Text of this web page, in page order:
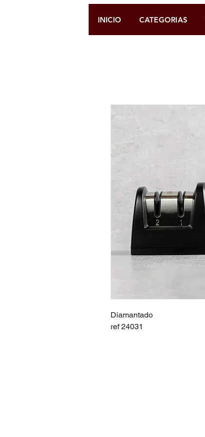
INICIO CATEGORIAS
Diamantado
ref 24031